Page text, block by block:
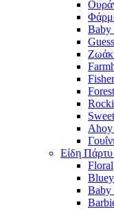
Baby
Ahoy
Είδη Πάρτυ
Floral
Baby